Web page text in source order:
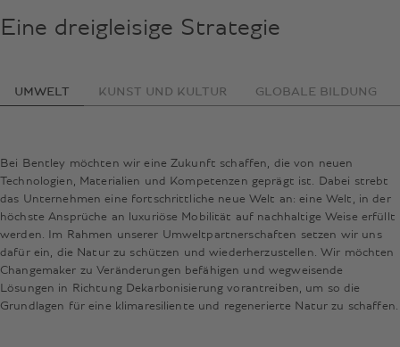
Eine dreigleisige Strategie
UMWELT KUNST UND KULTUR GLOBALE BILDUNG
Bei Bentley möchten wir eine Zukunft schaffen, die von neuen
Technologien, Materialien und Kompetenzen geprägt ist. Dabei strebt
das Unternehmen eine fortschrittliche neue Welt an: eine Welt, in der
höchste Ansprüche an luxuriöse Mobilität auf nachhaltige Weise erfüllt
werden. Im Rahmen unserer Umweltpartnerschaften setzen wir uns
dafür ein, die Natur zu schützen und wiederherzustellen. Wir möchten
Changemaker zu Veränderungen befähigen und wegweisende
Lösungen in Richtung Dekarbonisierung vorantreiben, um so die
Grundlagen für eine klimaresiliente und regenerierte Natur zu schaffen.